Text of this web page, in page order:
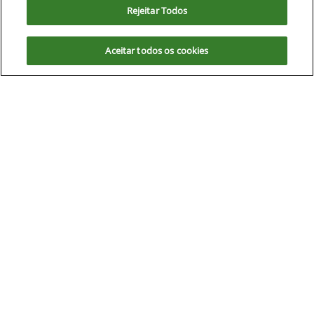
. Ao seguir com a navegação e visita você
concorda com nossas políticas.
Rejeitar Todos
Aceitar todos os cookies